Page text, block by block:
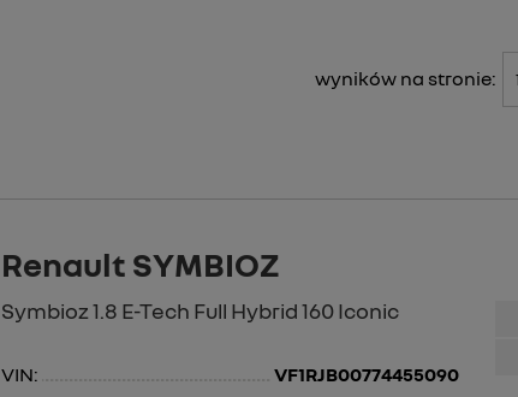
wyników na stronie:
Renault SYMBIOZ
Symbioz 1.8 E-Tech Full Hybrid 160 Iconic
VIN:
VF1RJB00774455090